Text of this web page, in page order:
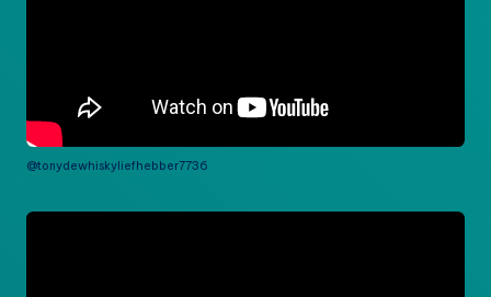
@tonydewhiskyliefhebber7736